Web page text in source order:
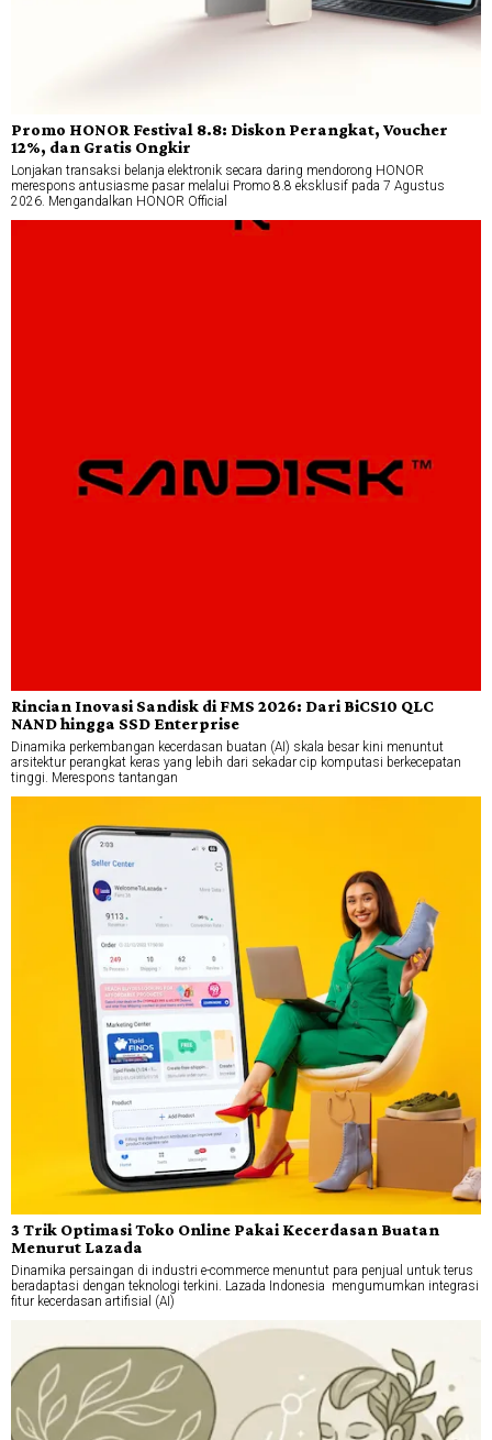
Promo HONOR Festival 8.8: Diskon Perangkat, Voucher
12%, dan Gratis Ongkir
Lonjakan transaksi belanja elektronik secara daring mendorong HONOR
merespons antusiasme pasar melalui Promo 8.8 eksklusif pada 7 Agustus
2026. Mengandalkan HONOR Official
Rincian Inovasi Sandisk di FMS 2026: Dari BiCS10 QLC
NAND hingga SSD Enterprise
Dinamika perkembangan kecerdasan buatan (AI) skala besar kini menuntut
arsitektur perangkat keras yang lebih dari sekadar cip komputasi berkecepatan
tinggi. Merespons tantangan
3 Trik Optimasi Toko Online Pakai Kecerdasan Buatan
Menurut Lazada
Dinamika persaingan di industri e-commerce menuntut para penjual untuk terus
beradaptasi dengan teknologi terkini. Lazada Indonesia mengumumkan integrasi
fitur kecerdasan artifisial (AI)